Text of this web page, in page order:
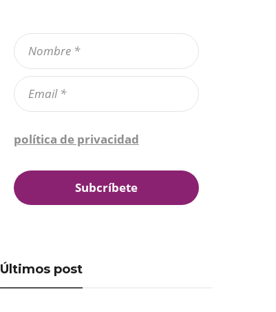
política de privacidad
Últimos post